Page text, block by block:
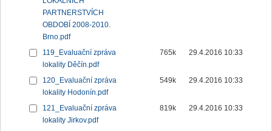
PARTNERSTVÍCH
OBDOBÍ 2008-2010.
Brno.pdf
119_Evaluační zpráva
lokality Děčín.pdf
765k 29.4.2016 10:33
120_Evaluační zpráva
lokality Hodonín.pdf
549k 29.4.2016 10:33
121_Evaluační zpráva
lokality Jirkov.pdf
819k 29.4.2016 10:33